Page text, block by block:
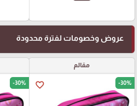
عروض وخصومات لفترة محدودة
مقالم
favorite_border -30%
-30%